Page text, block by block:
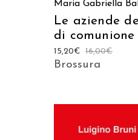
Maria Gabriella
Le aziende
di comunione
16,00€
15,20€
Brossura